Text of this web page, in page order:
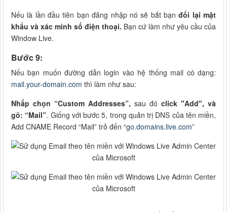
Nếu là lần đầu tiên bạn đăng nhập nó sẽ bắt bạnđổi lại mật
khẩu và xác minh số điện thoại. Bạn cứ làm như yêu cầu của
Window Live.
Bước 9:
Nếu bạn muốn đường dẫn login vào hệ thống mail có dạng:
mail.your-domain.com thì làm như sau:
Nhấp chọn “Custom Addresses”, sau đó click "Add", và
gõ: “Mail”. Giống với bước 5, trong quản trị DNS của tên miền,
Add CNAME Record “Mail” trỏ đến “go.domains.live.com”